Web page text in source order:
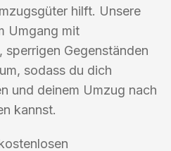
hilft. Unsere
Umgang mit
Gegenständen
sodass du dich
und deinem Umzug nach
kannst.